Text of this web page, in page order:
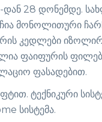
28 დონემდე.
მონოლითური
კედლები
ფაიფურის
ფასადებით.
ტექნიკური
სისტემა.